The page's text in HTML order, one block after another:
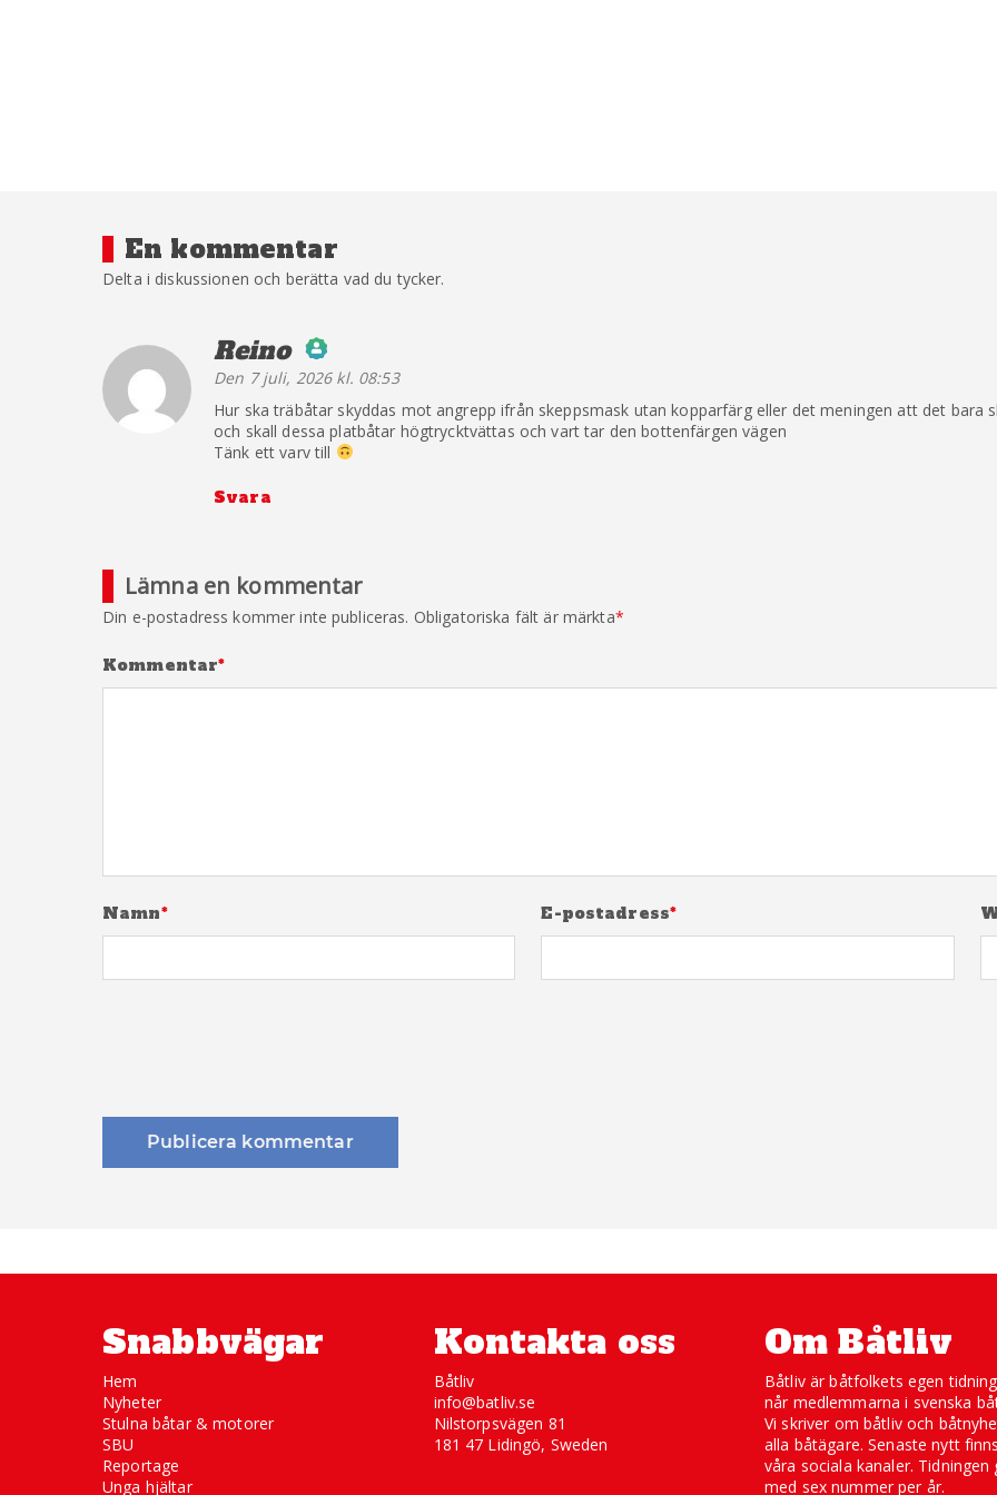
En kommentar
Delta i diskussionen och berätta vad du tycker.
Reino säger:
The Real Person Badge!
Anti-Spam by CleanTalk
Den 7 juli, 2026 kl. 08:53
Hur ska träbåtar skyddas mot angrepp ifrån skeppsmask utan kopparfärg eller det meningen att det bara
och skall dessa platbåtar högtrycktvättas och vart tar den bottenfärgen vägen
Tänk ett varv till
Svara
Lämna en kommentar
Din e-postadress kommer inte publiceras. Obligatoriska fält är märkta*
Kommentar*
Namn* E-postadress*
Snabbvägar
Hem
Nyheter
Stulna båtar & motorer
SBU
Reportage
Unga hjältar
Kontakta oss
Båtliv
info@batliv.se
Nilstorpsvägen 81
181 47 Lidingö, Sweden
Om Båtliv
Båtliv är båtfolkets egen
når medlemmarna i svenska
Vi skriver om båtliv och
alla båtägare. Senaste nytt
våra sociala kanaler. Tidningen
med sex nummer per år.